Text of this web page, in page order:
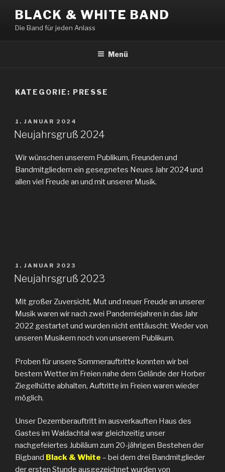
Inhalt
springen
BLACK & WHITE BAND
Die Band für jeden Anlass
Menü
KATEGORIE: PRESSE
VERÖFFENTLICHT
AM
1. JANUAR 2024
Neujahrsgruß 2024
Wir wünschen unserem Publikum, Freunden und
Bandmitgliedern ein gesegnetes Neues Jahr 2024 und
allen viel Freude an und mit unserer Musik.
VERÖFFENTLICHT
AM
1. JANUAR 2023
Neujahrsgruß 2023
Mit großer Zuversicht, Mut und neuer Freude an unserer
Musik waren wir nach zwei Pandemiejahren in das Jahr
2022 gestartet und wurden nicht enttäuscht: Weder von
unseren Musikern noch von unserem Publikum.
Proben für unsere Sommerauftritte konnten wir bei
bestem Wetter im Freien nahe dem Gelände der Horber
Ziegelhütte abhalten, Auftritte im Freien waren wieder
möglich.
Unser Dezemberauftritt im ausverkauften Haus des
Gastes im Waldachtal war gleichzeitig unser
nachgefeiertes Jubiläum zum 20-jährigen Bestehen der
Bigband Black & White – bei dem drei Bandmitglieder
der ersten Stunde ausgezeichnet wurden von